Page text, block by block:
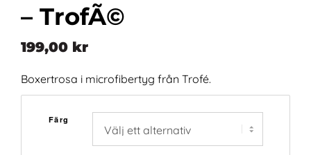
– TrofÃ©
199,00 kr
Boxertrosa i microfibertyg från Trofé.
Färg